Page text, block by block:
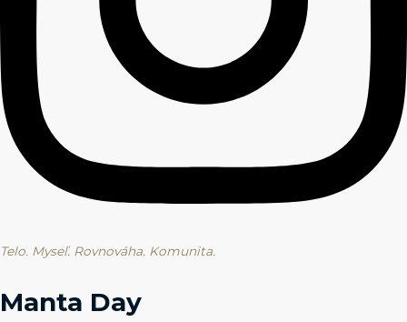
Telo. Myseľ. Rovnováha. Komunita.
Manta Day